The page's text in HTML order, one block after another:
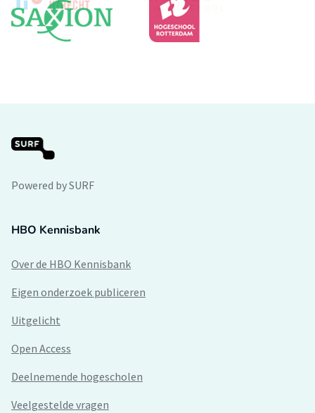
Powered by SURF
HBO Kennisbank
Over de HBO Kennisbank
Eigen onderzoek publiceren
Uitgelicht
Open Access
Deelnemende hogescholen
Veelgestelde vragen